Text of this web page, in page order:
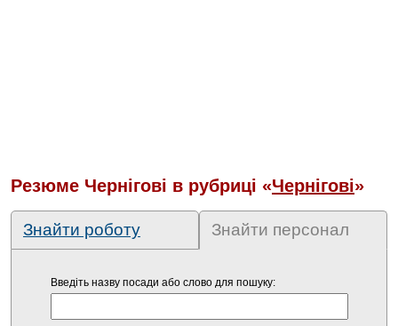
Резюме Чернігові в рубриці «Чернігові»
Знайти роботу Знайти персонал
Введіть назву посади або слово для пошуку: